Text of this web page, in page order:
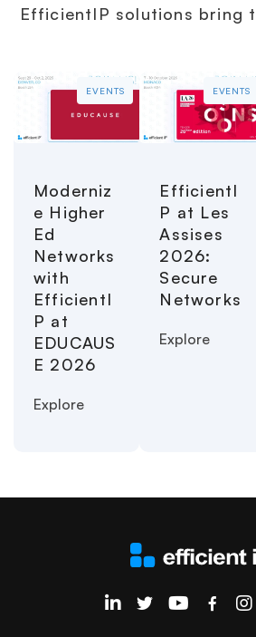
EfficientIP solutions bring
EVENTS
Moderniz
e Higher
Ed
Networks
with
EfficientI
P at
EDUCAUS
E 2026
Explore
EVENTS
EfficientI
P at Les
Assises
2026:
Secure
Networks
Explore
EfficientIP on Linkedin